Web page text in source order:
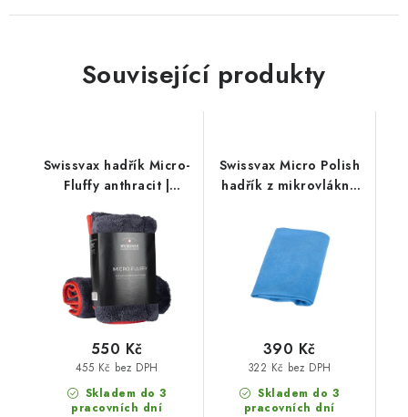
Související produkty
Swissvax hadřík Micro-
Fluffy anthracit |
Skladem do 3
pracovních dní
455 Kč bez DPH
550 Kč
Swissvax Micro Polish
hadřík z mikrovlákna
Skladem do 3
pracovních dní
322 Kč bez DPH
390 Kč